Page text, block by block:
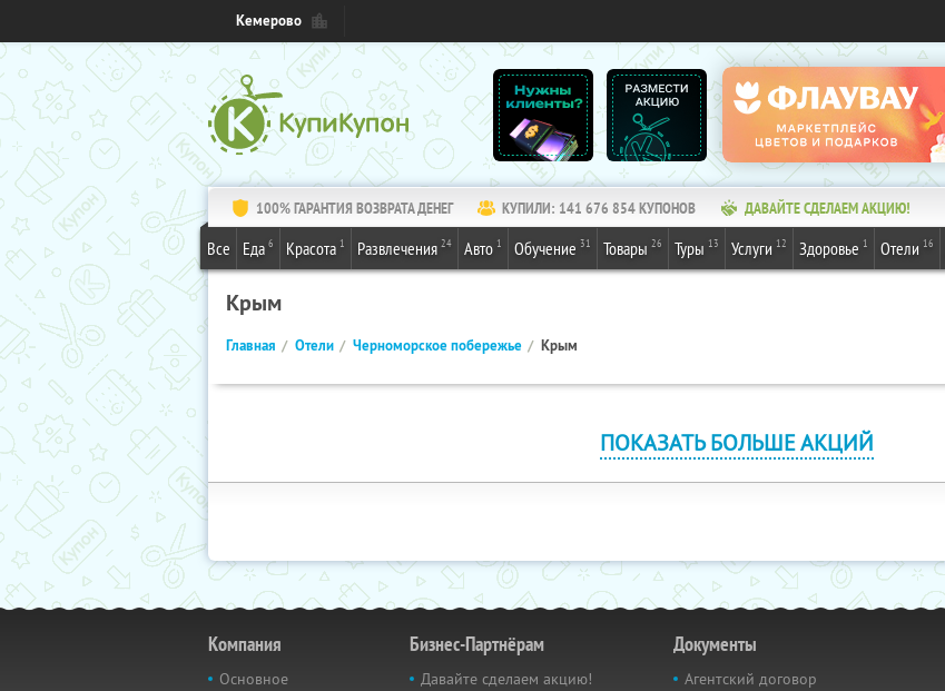
Кемерово
100% ГАРАНТИЯ ВОЗВРАТА ДЕНЕГ КУПИЛИ: 141 676 854КУПОНОВ ДАВАЙТЕ СДЕЛАЕМ АКЦИЮ!
Все Еда 6 Красота 1 Развлечения 24 Авто 1 Обучение 31 Товары 26 Туры 13 Услуги 12 Здоровье 1 Отели 16
Крым
Главная Отели Черноморское побережье Крым
ПОКАЗАТЬ БОЛЬШЕ АКЦИЙ
Компания
Основное
Бизнес-Партнёрам
Давайте сделаем акцию!
Документы
Агентский договор